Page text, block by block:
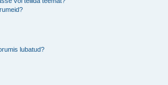
lubatud?